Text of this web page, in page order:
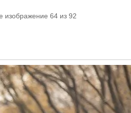
изображение 64 из 92